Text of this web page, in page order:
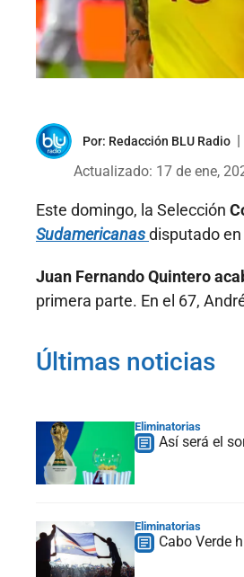
Por: Redacción BLU Radio
Actualizado: 17 de ene,
Este domingo, la Selección
Sudamericanasdisputado
Juan Fernando Quintero
primera parte. En el 67,
Últimas noticias
Eliminatorias
Así será el
Eliminatorias
Cabo Verde